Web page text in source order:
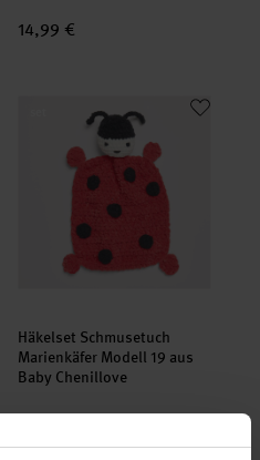
14,99 €
IgelHäkelset Schmusetuch
Häkelset Schmusetuch
Marienkäfer Modell 19 aus
Baby Chenillove
21,99 €